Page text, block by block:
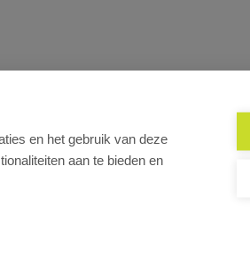
en het gebruik van deze
aan te bieden en